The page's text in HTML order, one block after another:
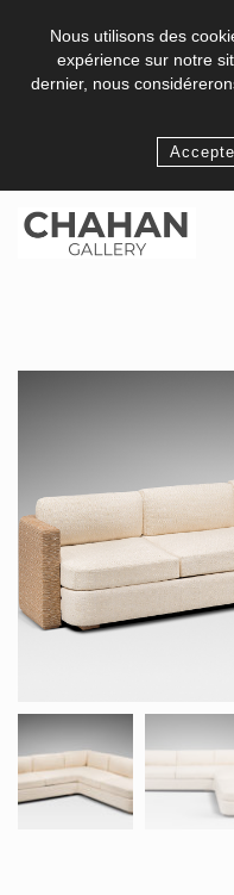
Nous utilisons des
expérience sur notre
dernier, nous